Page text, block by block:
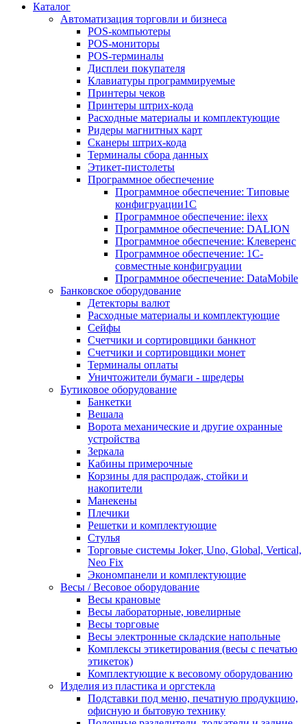
Каталог
Автоматизация торговли и бизнеса
POS-компьютеры
POS-мониторы
POS-терминалы
Дисплеи покупателя
Клавиатуры программируемые
Принтеры чеков
Принтеры штрих-кода
Расходные материалы и комплектующие
Ридеры магнитных карт
Сканеры штрих-кода
Терминалы сбора данных
Этикет-пистолеты
Программное обеспечение
Программное обеспечение: Типовые
конфигруации1С
Программное обеспечение: ilexx
Программное обеспечение: DALION
Программное обеспечение: Клеверенс
Программное обеспечение: 1С-
совместные конфигруации
Программное обеспечение: DataMobile
Банковское оборудование
Детекторы валют
Расходные материалы и комплектующие
Сейфы
Счетчики и сортировщики банкнот
Счетчики и сортировщики монет
Терминалы оплаты
Уничтожители бумаги - шредеры
Бутиковое оборудование
Банкетки
Вешала
Ворота механические и другие охранные
устройства
Зеркала
Кабины примерочные
Корзины для распродаж, стойки и
накопители
Манекены
Плечики
Решетки и комплектующие
Стулья
Торговые системы Joker, Uno, Global, Vertical,
Neo Fix
Экономпанели и комплектующие
Весы / Весовое оборудование
Весы крановые
Весы лабораторные, ювелирные
Весы торговые
Весы электронные складские напольные
Комплексы этикетирования (весы с печатью
этикеток)
Комплектующие к весовому оборудованию
Изделия из пластика и оргстекла
Подставки под меню, печатную продукцию,
офисную и бытовую технику